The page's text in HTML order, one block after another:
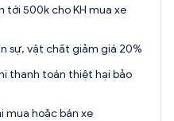
tới 500k cho KH mua xe
sự, vật chất giảm giá 20%
thanh toán thiệt hại bảo
mua hoặc bán xe